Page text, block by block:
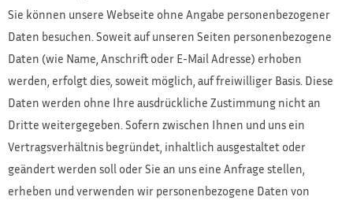
Sie können unsere Webseite ohne Angabe personenbezogener
Daten besuchen. Soweit auf unseren Seiten personenbezogene
Daten (wie Name, Anschrift oder E-Mail Adresse) erhoben
werden, erfolgt dies, soweit möglich, auf freiwilliger Basis. Diese
Daten werden ohne Ihre ausdrückliche Zustimmung nicht an
Dritte weitergegeben. Sofern zwischen Ihnen und uns ein
Vertragsverhältnis begründet, inhaltlich ausgestaltet oder
geändert werden soll oder Sie an uns eine Anfrage stellen,
erheben und verwenden wir personenbezogene Daten von